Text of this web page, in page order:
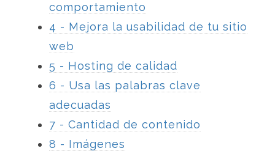
comportamiento
4 - Mejora la usabilidad de tu sitio
web
5 - Hosting de calidad
6 - Usa las palabras clave
adecuadas
7 - Cantidad de contenido
8 - Imágenes